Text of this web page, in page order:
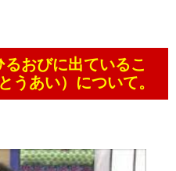
おびに出ているこ
うあい）について。